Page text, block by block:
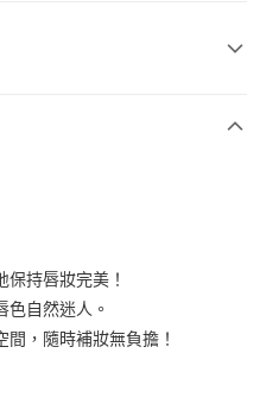
持唇妝完美！
色自然迷人。
，隨時補妝無負擔！